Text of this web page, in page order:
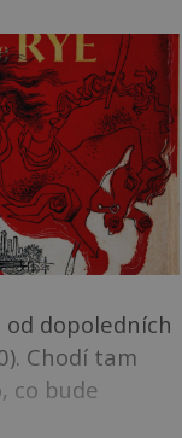
dopoledních
Chodí tam
co bude